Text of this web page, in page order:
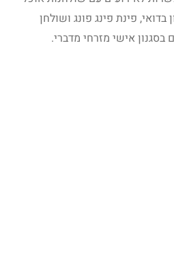
פינת פינג פונג ושולחן
בסגנון אישי מזרחי מדברי.